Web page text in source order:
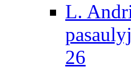
L.
26